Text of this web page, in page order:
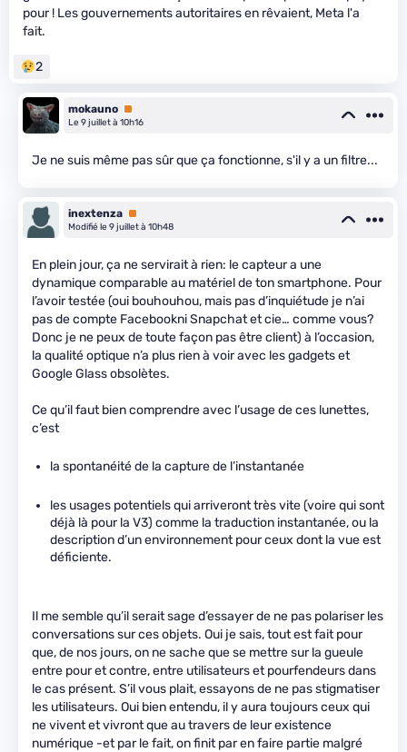
pour ! Les gouvernements autoritaires en rêvaient, Meta l'a
fait.
2
mokauno Premium
Le 9 juillet à 10h16
Je ne suis même pas sûr que ça fonctionne, s'il y a un filtre...
inextenza Premium
Modifié le 9 juillet à 10h48
En plein jour, ça ne servirait à rien: le capteur a une
dynamique comparable au matériel de ton smartphone. Pour
l’avoir testée (oui bouhouhou, mais pas d’inquiétude je n’ai
pas de compte Facebookni Snapchat et cie… comme vous?
Donc je ne peux de toute façon pas être client) à l’occasion,
la qualité optique n’a plus rien à voir avec les gadgets et
Google Glass obsolètes.
Ce qu’il faut bien comprendre avec l’usage de ces lunettes,
c’est
la spontanéité de la capture de l’instantanée
les usages potentiels qui arriveront très vite (voire qui sont
déjà là pour la V3) comme la traduction instantanée, ou la
description d’un environnement pour ceux dont la vue est
déficiente.
Il me semble qu’il serait sage d’essayer de ne pas polariser les
conversations sur ces objets. Oui je sais, tout est fait pour
que, de nos jours, on ne sache que se mettre sur la gueule
entre pour et contre, entre utilisateurs et pourfendeurs dans
le cas présent. S’il vous plait, essayons de ne pas stigmatiser
les utilisateurs. Oui bien entendu, il y aura toujours ceux qui
ne vivent et vivront que au travers de leur existence
numérique -et par le fait, on finit par en faire partie malgré